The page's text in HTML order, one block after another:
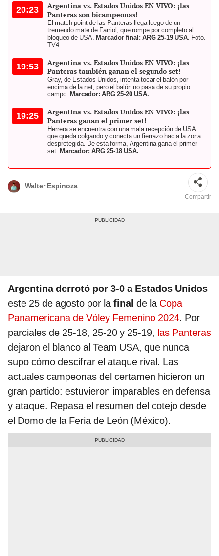
20:23
Argentina vs. Estados Unidos EN VIVO: ¡las
Panteras son bicampeonas!
El match point de las Panteras llega luego de un
tremendo mate de Farriol, que rompe por completo al
bloqueo de USA.
Marcador final: ARG 25-19 USA . Foto.
TV4
19:53
Argentina vs. Estados Unidos EN VIVO: ¡las
Panteras también ganan el segundo set!
Gray, de Estados Unidos, intenta tocar el balón por
encima de la net, pero el balón no pasa de su propio
campo. Marcador: ARG 25-20 USA.
19:25
Argentina vs. Estados Unidos EN VIVO: ¡las
Panteras ganan el primer set!
Herrera se encuentra con una mala recepción de USA
que queda colgando y conecta un fierrazo hacia la zona
desprotegida. De esta forma, Argentina gana el primer
set. Marcador: ARG 25-18 USA.
Walter Espinoza
Compartir
Argentina derrotó por 3-0 a Estados Unidos
este 25 de agosto por lafinal de la Copa
Panamericana de Vóley Femenino 2024. Por
parciales de 25-18, 25-20 y 25-19, las Panteras
dejaron el blanco al Team USA, que nunca
supo cómo descifrar el ataque rival. Las
actuales campeonas del certamen hicieron un
gran partido: estuvieron imparables en defensa
y ataque. Repasa el resumen del cotejo desde
el Domo de la Feria de León (México).